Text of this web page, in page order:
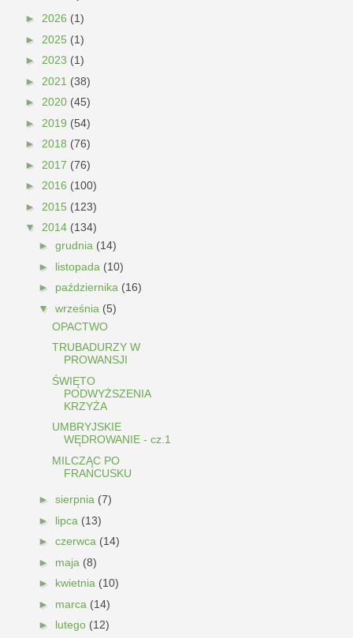
► 2026 (1)
► 2025 (1)
► 2023 (1)
► 2021 (38)
► 2020 (45)
► 2019 (54)
► 2018 (76)
► 2017 (76)
► 2016 (100)
► 2015 (123)
▼ 2014 (134)
► grudnia (14)
► listopada (10)
► października (16)
▼ września (5)
OPACTWO
TRUBADURZY W
PROWANSJI
ŚWIĘTO
PODWYŻSZENIA
KRZYŻA
UMBRYJSKIE
WĘDROWANIE - cz.1
MILCZĄC PO
FRANCUSKU
► sierpnia (7)
► lipca (13)
► czerwca (14)
► maja (8)
► kwietnia (10)
► marca (14)
► lutego (12)